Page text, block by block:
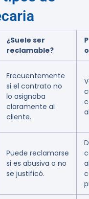
¿Suele ser
reclamable?
Frecuentemente
si el contrato no
lo asignaba
claramente al
cliente.
Puede reclamarse
si es abusiva o no
se justificó.